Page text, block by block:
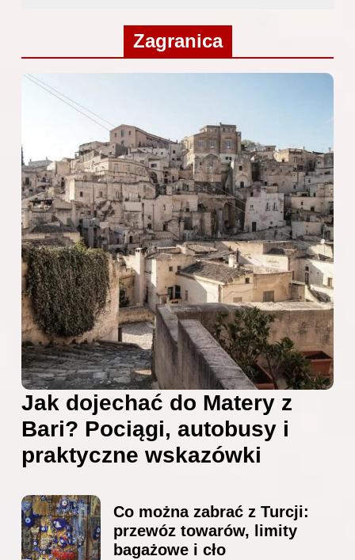
Zagranica
Jak dojechać do Matery z
Bari? Pociągi, autobusy i
praktyczne wskazówki
Co można zabrać z Turcji:
przewóz towarów, limity
bagażowe i cło